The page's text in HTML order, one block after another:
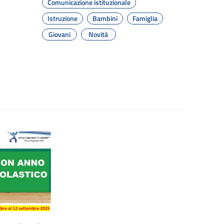
Comunicazione istituzionale
Istruzione
Bambini
Famiglia
Giovani
Novità